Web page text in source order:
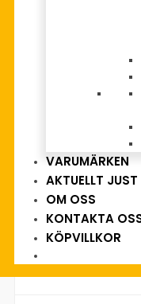
VARUMÄRKEN
AKTUELLT JUST
OM OSS
KONTAKTA
KÖPVILLKOR
Main title: 8 Invenzioni
for
Series: Miloslav
Editor: Nouza, Zdenek
Edition Type: score
Scoring /
Format: 31,0 x 23,5 cm